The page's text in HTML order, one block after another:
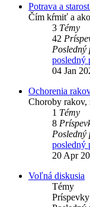
Potrava a
Čím kŕmiť a
3 Témy
42
Posledný
posledný
04 Jan
Ochorenia
Choroby rakov,
1 Témy
8
Posledný
posledný
20 Apr
Voľná diskusia
Témy
Príspevky